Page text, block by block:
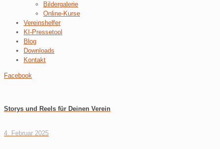
Bildergalerie
Online-Kurse
Vereinshelfer
KI-Pressetool
Blog
Downloads
Kontakt
Facebook
Storys und Reels für Deinen Verein
4. Februar 2025